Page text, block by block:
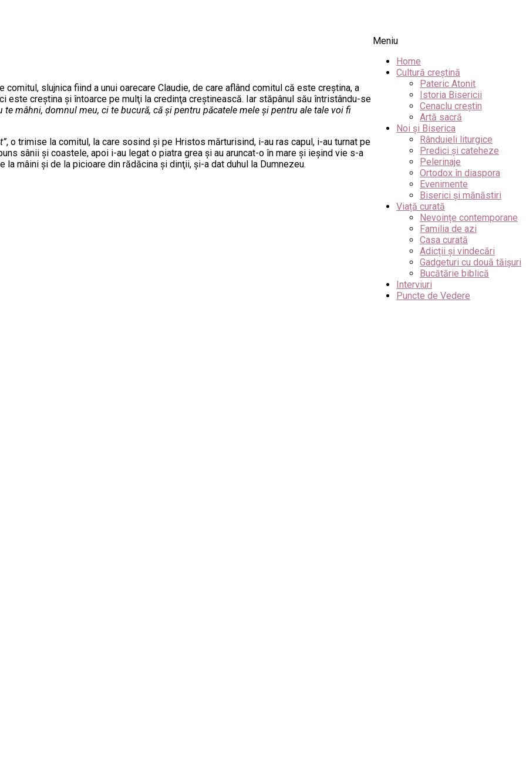
Meniu
Home
Cultură creștină
Pateric Atonit
Istoria Bisericii
Cenaclu creștin
Artă sacră
Noi și Biserica
Rânduieli liturgice
Predici și cateheze
Pelerinaje
Ortodox în diaspora
Evenimente
Biserici și mănăstiri
Viață curată
Nevoințe contemporane
Familia de azi
Casa curată
Adicții și vindecări
Gadgeturi cu două tăișuri
Bucătărie biblică
Interviuri
Puncte de Vedere
slujnica fiind a unui oarecare Claudie, de care aflând comitul că este creştina, a
creştina şi întoarce pe mulţi la credinţa creştinească. Iar stăpânul său întristându-se
te mâhni, domnul meu, ci te bucură, că şi pentru păcatele mele şi pentru ale tale voi fi
, o trimise la comitul, la care sosind şi pe Hristos mărturisind, i-au ras capul, i-au turnat pe
sânii şi coastele, apoi i-au legat o piatra grea şi au aruncat-o în mare şi ieşind vie s-a
mâini şi de la picioare din rădăcina şi dinţii, şi-a dat duhul la Dumnezeu.